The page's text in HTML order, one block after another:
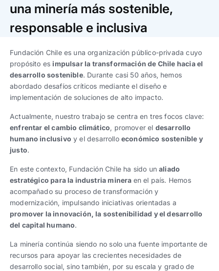
Trabaja con nosotros
Ver todo
Ver todas
Español|English
Ver todas
Español|English
progresivos de gestión
Ver todos
una minería más sostenible,
responsable e inclusiva
Fundación Chile es una organización público-privada cuyo
propósito esimpulsar la transformación de Chile hacia el
desarrollo sostenible. Durante casi 50 años, hemos
abordado desafíos críticos mediante el diseño e
implementación de soluciones de alto impacto.
Actualmente, nuestro trabajo se centra en tres focos clave:
enfrentar el cambio climático, promover el desarrollo
humano inclusivo y el desarrollo económico sostenible y
justo.
En este contexto, Fundación Chile ha sido unaliado
estratégico para la industria minera en el país. Hemos
acompañado su proceso de transformación y
modernización, impulsando iniciativas orientadas a
promover la innovación, la sostenibilidad y el desarrollo
del capital humano.
La minería continúa siendo no solo una fuente importante de
recursos para apoyar las crecientes necesidades de
desarrollo social, sino también, por su escala y grado de